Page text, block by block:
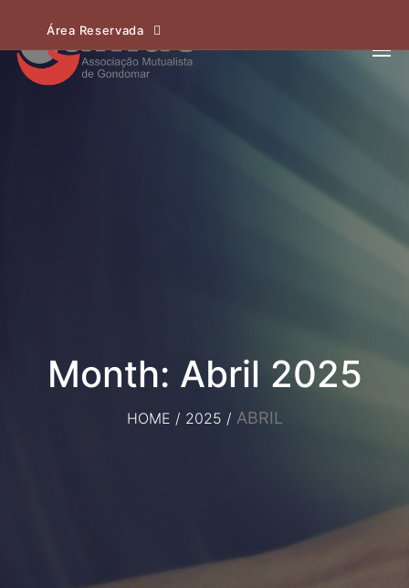
Área Reservada
Month: Abril 2025
HOME / 2025 / ABRIL